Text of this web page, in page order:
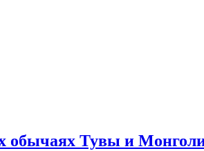
обычаях Тувы и